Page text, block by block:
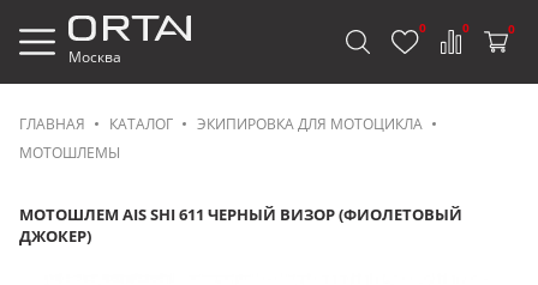
Москва
0 0 0
ГЛАВНАЯ КАТАЛОГ
ЭКИПИРОВКА ДЛЯ МОТОЦИКЛА
МОТОШЛЕМЫ
МОТОШЛЕМ AIS SHI 611 ЧЕРНЫЙ ВИЗОР (ФИОЛЕТОВЫЙ
ДЖОКЕР)